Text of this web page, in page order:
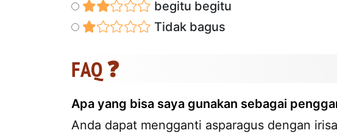
begitu begitu
Tidak bagus
FAQ ❓
Apa yang bisa saya gunakan sebagai
Anda dapat mengganti asparagus dengan